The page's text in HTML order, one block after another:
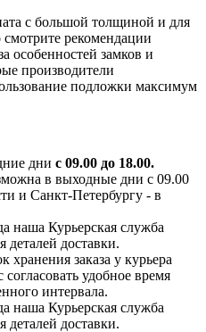
с большой толщиной и для
рекомендации
особенностей замков и
производители
подложки максимум
дни с 09.00 до 18.00.
в выходные дни с 09.00
и Санкт-Петербургу - в
наша Курьерская служба
деталей доставки.
заказа у курьера
удобное время
интервала.
наша Курьерская служба
деталей доставки.